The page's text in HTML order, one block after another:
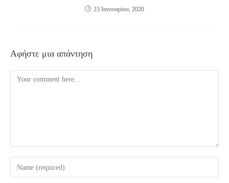
23 Ιανουαρίου, 2020
Αφήστε μια απάντηση
Comment
Enter
your